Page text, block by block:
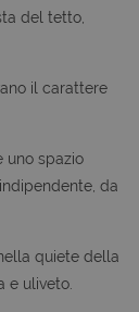
del tetto,
il carattere
uno spazio
da
quiete della
e uliveto.